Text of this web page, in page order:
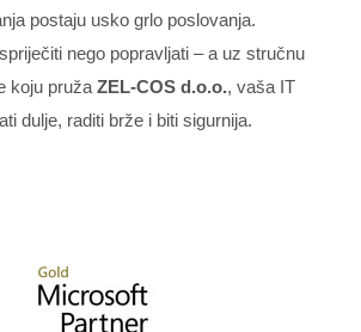
postaju usko grlo poslovanja.
nego popravljati – a uz stručnu
koju pruža ZEL-COS d.o.o., vaša IT
dulje, raditi brže i biti sigurnija.